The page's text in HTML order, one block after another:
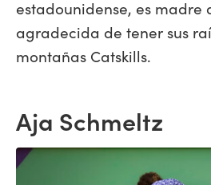
estadounidense, es madre
agradecida de tener sus
montañas Catskills.
Aja Schmeltz